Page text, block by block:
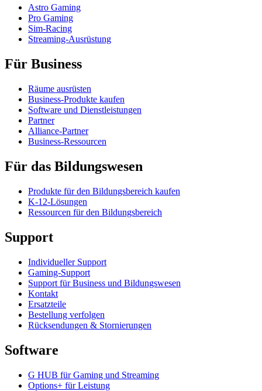
Astro Gaming
Pro Gaming
Sim-Racing
Streaming-Ausrüstung
Für Business
Räume ausrüsten
Business-Produkte kaufen
Software und Dienstleistungen
Partner
Alliance-Partner
Business-Ressourcen
Für das Bildungswesen
Produkte für den Bildungsbereich kaufen
K-12-Lösungen
Ressourcen für den Bildungsbereich
Support
Individueller Support
Gaming-Support
Support für Business und Bildungswesen
Kontakt
Ersatzteile
Bestellung verfolgen
Rücksendungen & Stornierungen
Software
G HUB für Gaming und Streaming
Options+ für Leistung